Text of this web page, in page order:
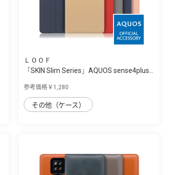
ＬＯＯＦ
「SKIN Slim Series」AQUOS sense4plus...
参考価格￥1,280
その他（ケース）